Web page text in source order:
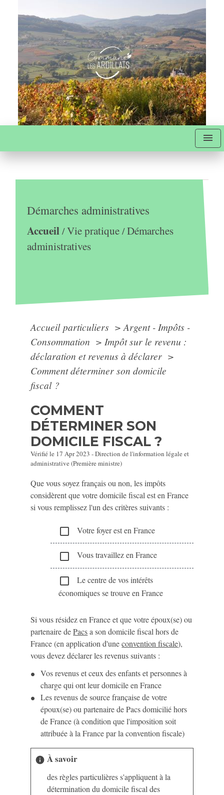
menu
Démarches administratives
Accueil/Vie pratique/Démarches
administratives
Accueil particuliers > Argent - Impôts -
Consommation > Impôt sur le revenu :
déclaration et revenus à déclarer >
Comment déterminer son domicile
fiscal ?
COMMENT
DÉTERMINER SON
DOMICILE FISCAL ?
Vérifié le 17 Apr 2023 - Direction de l'information légale et
administrative (Première ministre)
Que vous soyez français ou non, les impôts
considèrent que votre domicile fiscal est en France
si vous remplissez l'un des critères suivants :
check_box_outline_blank Votre foyer est en France
check_box_outline_blank Vous travaillez en France
check_box_outline_blank
Le centre de vos intérêts
économiques se trouve en France
Si vous résidez en France et que votre époux(se) ou
partenaire dePacsa son domicile fiscal hors de
France (en application d'uneconvention fiscale),
vous devez déclarer les revenus suivants :
Vos revenus et ceux des enfants et personnes à
charge qui ont leur domicile en France
Les revenus de source française de votre
époux(se) ou partenaire de Pacs domicilié hors
de France (à condition que l'imposition soit
attribuée à la France par la convention fiscale)
info À savoir
des règles particulières s'appliquent à la
détermination du domicile fiscal des